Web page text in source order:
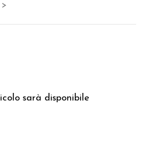
>
sarà disponibile